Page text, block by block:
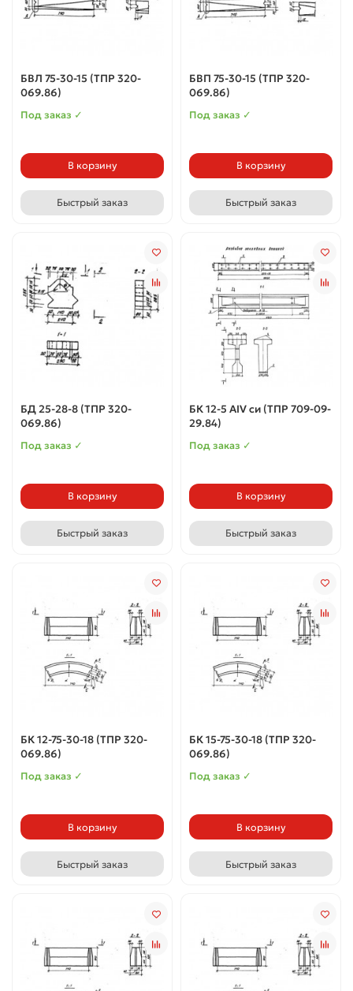
БВЛ 75-30-15 (ТПР 320-
069.86)
Под заказ ✓
В корзину
Быстрый заказ
БВП 75-30-15 (ТПР 320-
069.86)
Под заказ ✓
В корзину
Быстрый заказ
БД 25-28-8 (ТПР 320-
069.86)
Под заказ ✓
В корзину
Быстрый заказ
БК 12-5 АIV си (ТПР 709-09-
29.84)
Под заказ ✓
В корзину
Быстрый заказ
БК 12-75-30-18 (ТПР 320-
069.86)
Под заказ ✓
В корзину
Быстрый заказ
БК 15-75-30-18 (ТПР 320-
069.86)
Под заказ ✓
В корзину
Быстрый заказ